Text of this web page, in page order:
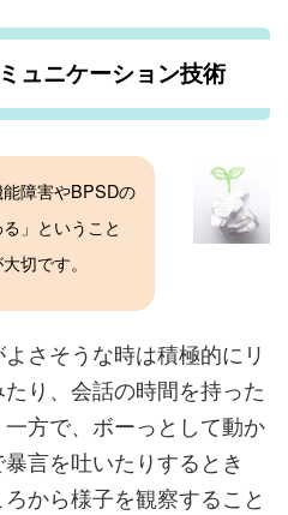
ュニケーション技術
障害やBPSDの
」ということ
切です。
さそうな時は積極的にリ
り、会話の時間を持った
方で、ボーっとして動か
言を吐いたりするとき
から様子を観察すること